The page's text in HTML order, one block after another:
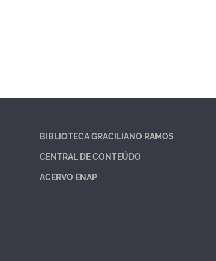
BIBLIOTECA GRACILIANO RAMOS
CENTRAL DE CONTEÚDO
ACERVO ENAP